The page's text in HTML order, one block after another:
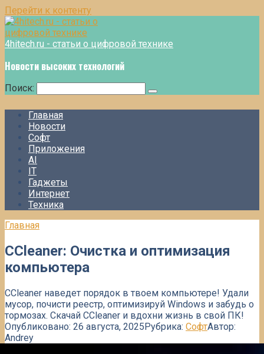
Перейти к контенту
4hitech.ru - статьи о цифровой технике
Новости высоких технологий
Поиск:
Главная
Новости
Софт
Приложения
AI
IT
Гаджеты
Интернет
Техника
Главная
CCleaner: Очистка и оптимизация
компьютера
CCleaner наведет порядок в твоем компьютере! Удали
мусор, почисти реестр, оптимизируй Windows и забудь о
тормозах. Скачай CCleaner и вдохни жизнь в свой ПК!
Опубликовано: 26 августа, 2025Рубрика: СофтАвтор:
Andrey